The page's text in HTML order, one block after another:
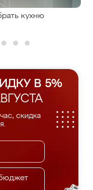
кухню
В 5%
скидка